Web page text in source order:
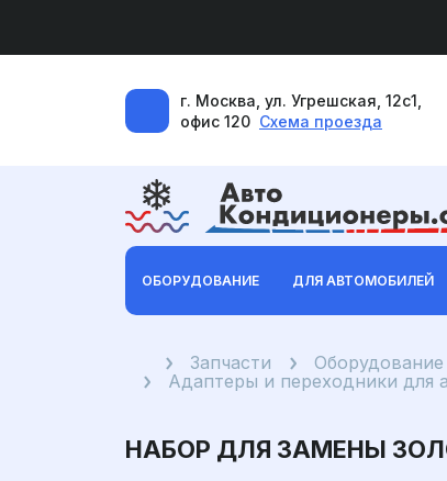
г. Москва, ул. Угрешская, 12с1,
офис 120 Схема проезда
ОБОРУДОВАНИЕ ДЛЯ АВТОМОБИЛЕЙ
ГлавнаяЗапчасти
Адаптеры и переходники для
НАБОР ДЛЯ ЗАМЕНЫ